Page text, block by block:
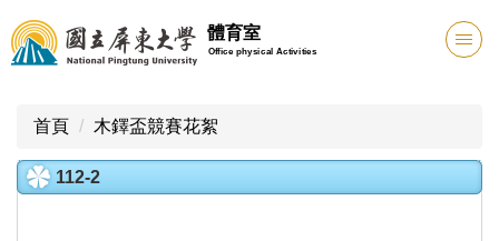
跳
到
主
區
體育室
Office physical Activities
首頁 木鐸盃競賽花絮
112-2